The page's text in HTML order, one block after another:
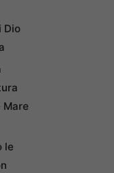
Dio
Mare
le